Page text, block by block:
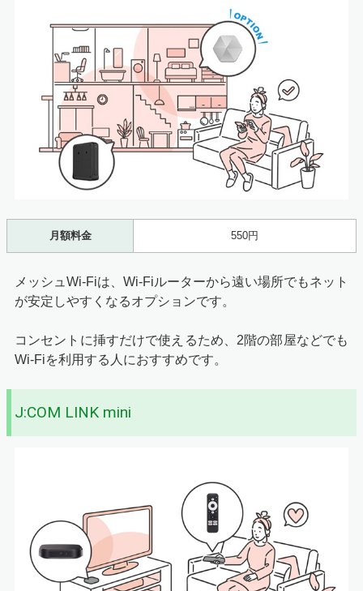
月額料金 550円
メッシュWi-Fiは、Wi-Fiルーターから遠い場所でもネット
が安定しやすくなるオプションです。
コンセントに挿すだけで使えるため、2階の部屋などでも
Wi-Fiを利用する人におすすめです。
J:COM LINK mini